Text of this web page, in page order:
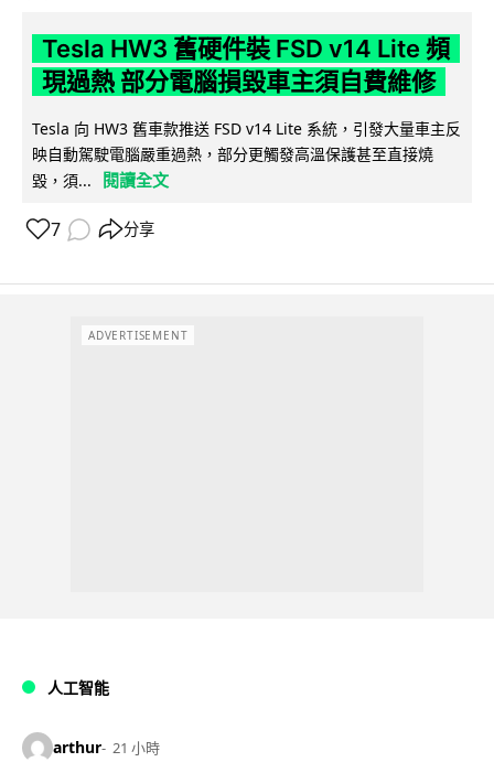
Tesla HW3 舊硬件裝 FSD v14 Lite 頻
現過熱 部分電腦損毀車主須自費維修
Tesla 向 HW3 舊車款推送 FSD v14 Lite 系統，引發大量車主反
映自動駕駛電腦嚴重過熱，部分更觸發高溫保護甚至直接燒
毀，須...
閱讀全文
7 分享
ADVERTISEMENT
人工智能
arthur 21 小時